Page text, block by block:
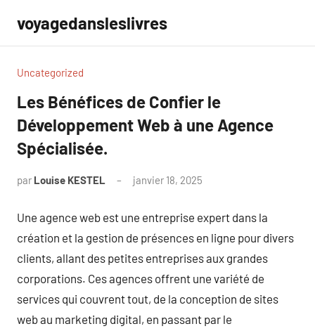
contenu
voyagedansleslivres
Uncategorized
Les Bénéfices de Confier le
Développement Web à une Agence
Spécialisée.
par Louise KESTEL janvier 18, 2025
Une agence web est une entreprise expert dans la
création et la gestion de présences en ligne pour divers
clients, allant des petites entreprises aux grandes
corporations. Ces agences offrent une variété de
services qui couvrent tout, de la conception de sites
web au marketing digital, en passant par le